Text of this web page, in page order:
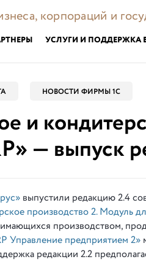
корпораций и
УСЛУГИ И ПОДДЕРЖКА
НОВОСТИ ФИРМЫ 1С
и
— выпуск
выпустили редакцию 2.4
производство 2. Модуль
производством,
Управление предприятием 2»
редакции 2.2